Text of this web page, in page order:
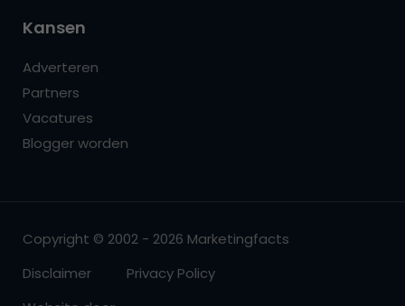
Kansen
Adverteren
Partners
Vacatures
Blogger worden
Copyright © 2002 - 2026 Marketingfacts
Disclaimer
Privacy Policy